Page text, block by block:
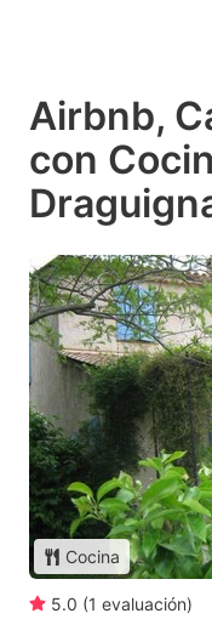
Airbnb,
con
Cocina
5.0 (1 evaluación)